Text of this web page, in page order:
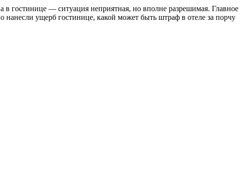
в гостинице — ситуация неприятная, но вполне разрешимая. Главное
ущерб гостинице, какой может быть штраф в отеле за порчу